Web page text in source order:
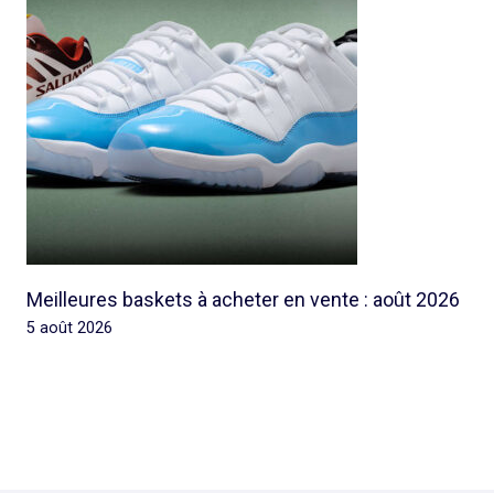
Meilleures baskets à acheter en vente : août 2026
5 août 2026